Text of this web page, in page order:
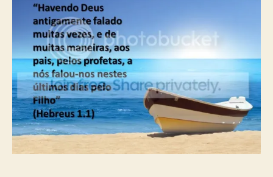
ç
ã
t
o
l
e
s
t
i